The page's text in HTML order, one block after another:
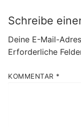
Schreibe
Deine E-Mail-
Erforderliche
KOMMENTAR *